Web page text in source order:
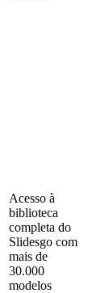
Acesso à
biblioteca
completa do
Slidesgo com
mais de
30.000
modelos